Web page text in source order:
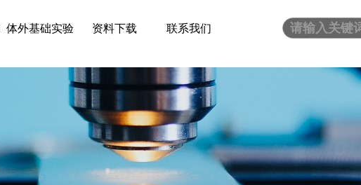
体外基础实验 资料下载 联系我们